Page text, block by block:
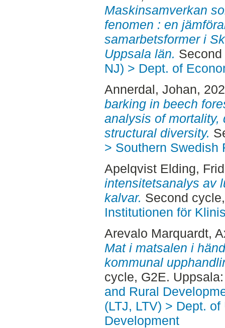
Maskinsamverkan
fenomen : en
samarbetsformer i
Uppsala län.
NJ) > Dept. of
Annerdal, Johan,
barking in beech
analysis of mortality,
structural diversity.
> Southern Swedish
Apelqvist Elding,
intensitetsanalys av
kalvar. Second
Institutionen för
Arevalo Marquardt,
Mat i matsalen i
kommunal
cycle, G2E.
and Rural
(LTJ, LTV) > Dept.
Development